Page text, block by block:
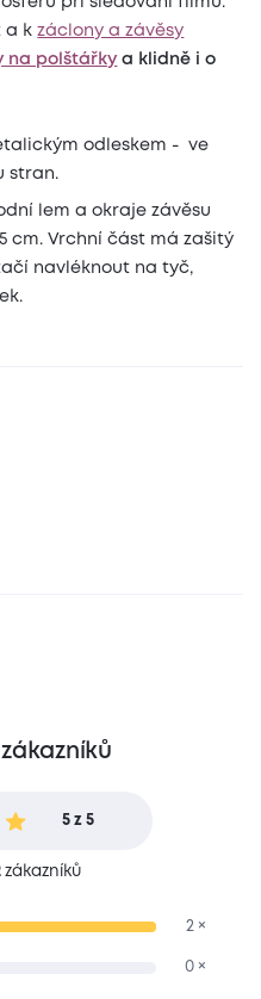
a kzáclony a závěsy
na polštářky a klidně i o
odleskem - ve
stran.
lem a okraje závěsu
cm. Vrchní část má zašitý
navléknout na tyč,
5 z 5
zákazníků
2 ×
0 ×